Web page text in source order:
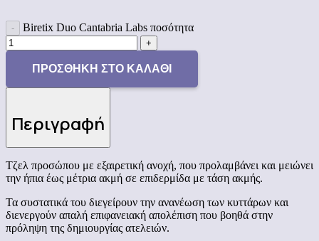
Biretix Duo Cantabria Labs ποσότητα
ΠΡΟΣΘΉΚΗ ΣΤΟ ΚΑΛΆΘΙ
Περιγραφή
Τζελ προσώπου με εξαιρετική ανοχή, που προλαμβάνει και μειώνει
την ήπια έως μέτρια ακμή σε επιδερμίδα με τάση ακμής.
Τα συστατικά του διεγείρουν την ανανέωση των κυττάρων και
διενεργούν απαλή επιφανειακή απολέπιση που βοηθά στην
πρόληψη της δημιουργίας ατελειών.